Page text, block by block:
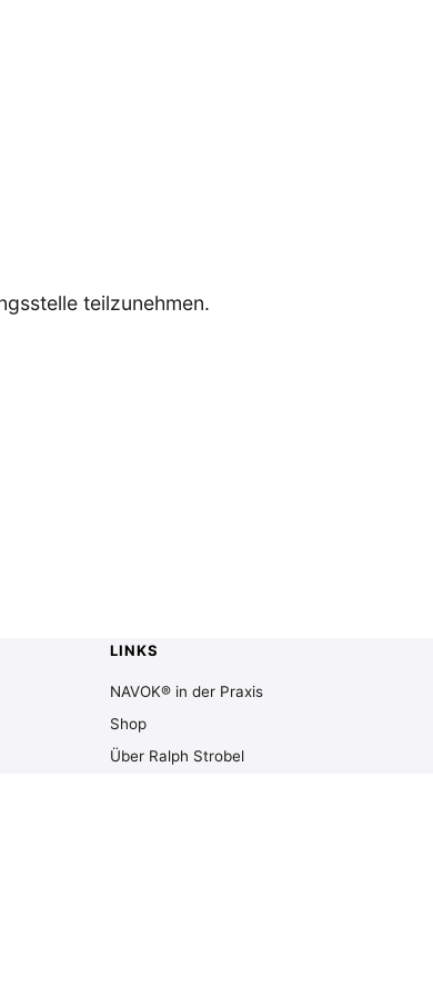
teilzunehmen.
LINKS
NAVOK® in der Praxis
Shop
Über Ralph Strobel